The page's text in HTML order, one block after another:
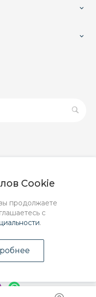
Cookie
продолжаете
с
.
каких условиях не
(2) ГК РФ.